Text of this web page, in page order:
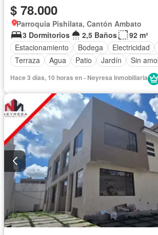
$ 78.000
Parroquia Pishilata, Cantón Ambato
3 Dormitorios
2,5 Baños
92 m²
Estacionamiento
Bodega Electricidad
Terraza
Agua Patio Jardín Sin
Hace 3 días, 10 horas en - Neyresa Inmobiliaria